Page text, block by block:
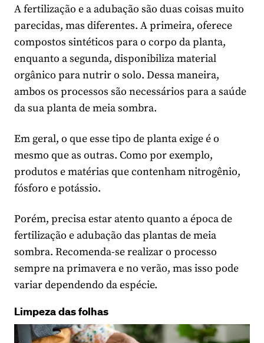
A fertilização e a adubação são duas coisas muito
parecidas, mas diferentes. A primeira, oferece
compostos sintéticos para o corpo da planta,
enquanto a segunda, disponibiliza material
orgânico para nutrir o solo. Dessa maneira,
ambos os processos são necessários para a saúde
da sua planta de meia sombra.
Em geral, o que esse tipo de planta exige é o
mesmo que as outras. Como por exemplo,
produtos e matérias que contenham nitrogênio,
fósforo e potássio.
Porém, precisa estar atento quanto a época de
fertilização e adubação das plantas de meia
sombra. Recomenda-se realizar o processo
sempre na primavera e no verão, mas isso pode
variar dependendo da espécie.
Limpeza das folhas